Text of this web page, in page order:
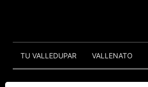
TU VALLEDUPAR VALLENATO